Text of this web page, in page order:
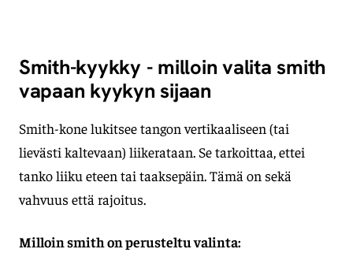
Smith-kyykky - milloin valita smith
vapaan kyykyn sijaan
Smith-kone lukitsee tangon vertikaaliseen (tai
lievästi kaltevaan) liikerataan. Se tarkoittaa, ettei
tanko liiku eteen tai taaksepäin. Tämä on sekä
vahvuus että rajoitus.
Milloin smith on perusteltu valinta: